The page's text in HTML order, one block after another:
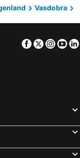
Vasdobra
Facebook
Twitter